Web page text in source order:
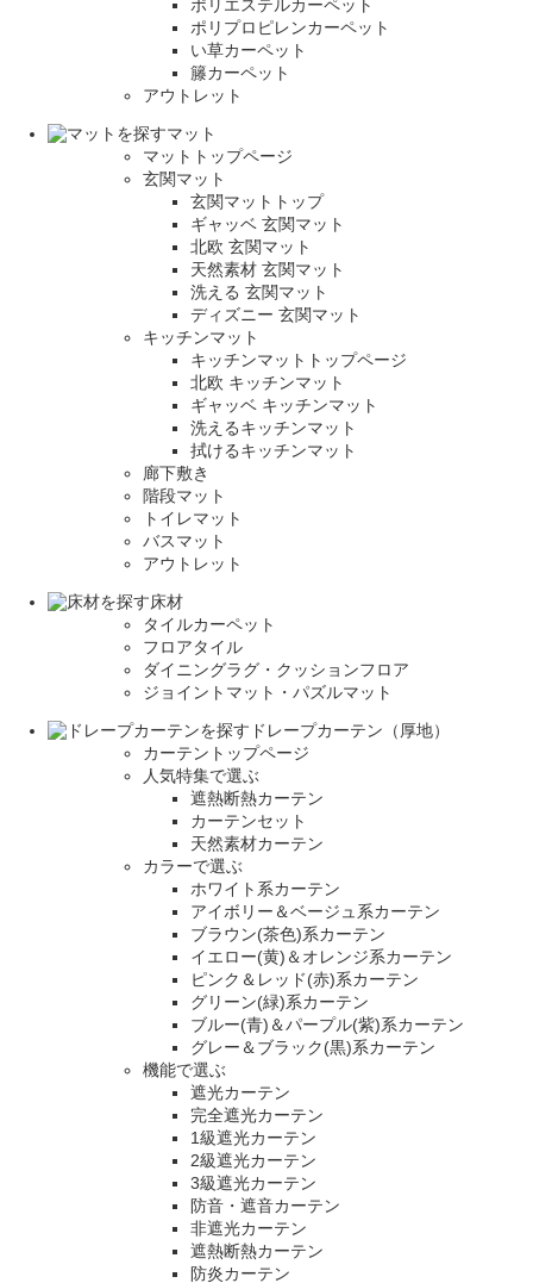
ポリエステルカーペット
ポリプロピレンカーペット
い草カーペット
籐カーペット
アウトレット
マット
マットトップページ
玄関マット
玄関マットトップ
ギャッベ 玄関マット
北欧 玄関マット
天然素材 玄関マット
洗える 玄関マット
ディズニー 玄関マット
キッチンマット
キッチンマットトップページ
北欧 キッチンマット
ギャッベ キッチンマット
洗えるキッチンマット
拭けるキッチンマット
廊下敷き
階段マット
トイレマット
バスマット
アウトレット
床材
タイルカーペット
フロアタイル
ダイニングラグ・クッションフロア
ジョイントマット・パズルマット
ドレープカーテン（厚地）
カーテントップページ
人気特集で選ぶ
遮熱断熱カーテン
カーテンセット
天然素材カーテン
カラーで選ぶ
ホワイト系カーテン
アイボリー＆ベージュ系カーテン
ブラウン(茶色)系カーテン
イエロー(黄)＆オレンジ系カーテン
ピンク＆レッド(赤)系カーテン
グリーン(緑)系カーテン
ブルー(青)＆パープル(紫)系カーテン
グレー＆ブラック(黒)系カーテン
機能で選ぶ
遮光カーテン
完全遮光カーテン
1級遮光カーテン
2級遮光カーテン
3級遮光カーテン
防音・遮音カーテン
非遮光カーテン
遮熱断熱カーテン
防炎カーテン